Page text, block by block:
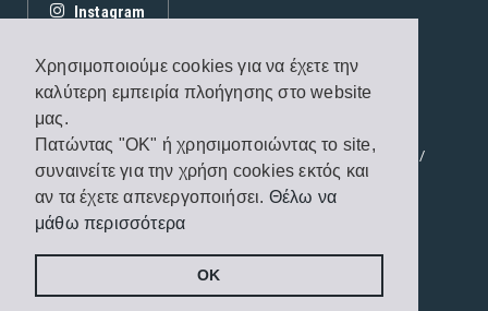
Χρησιμοποιούμε cookies για να έχετε την
καλύτερη εμπειρία πλοήγησης στο website
μας.
Πατώντας "OK" ή χρησιμοποιώντας το site,
συναινείτε για την χρήση cookies εκτός και
αν τα έχετε απενεργοποιήσει. Θέλω να
μάθω περισσότερα
OK
Instagram
© 2026 Εκδόσεις Fagottobooks. All rights reserved. /
Όροι χρήσης
/ Πολιτική προστασίας
Handcrafted by